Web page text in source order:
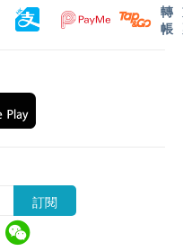
轉
帳
訂閱